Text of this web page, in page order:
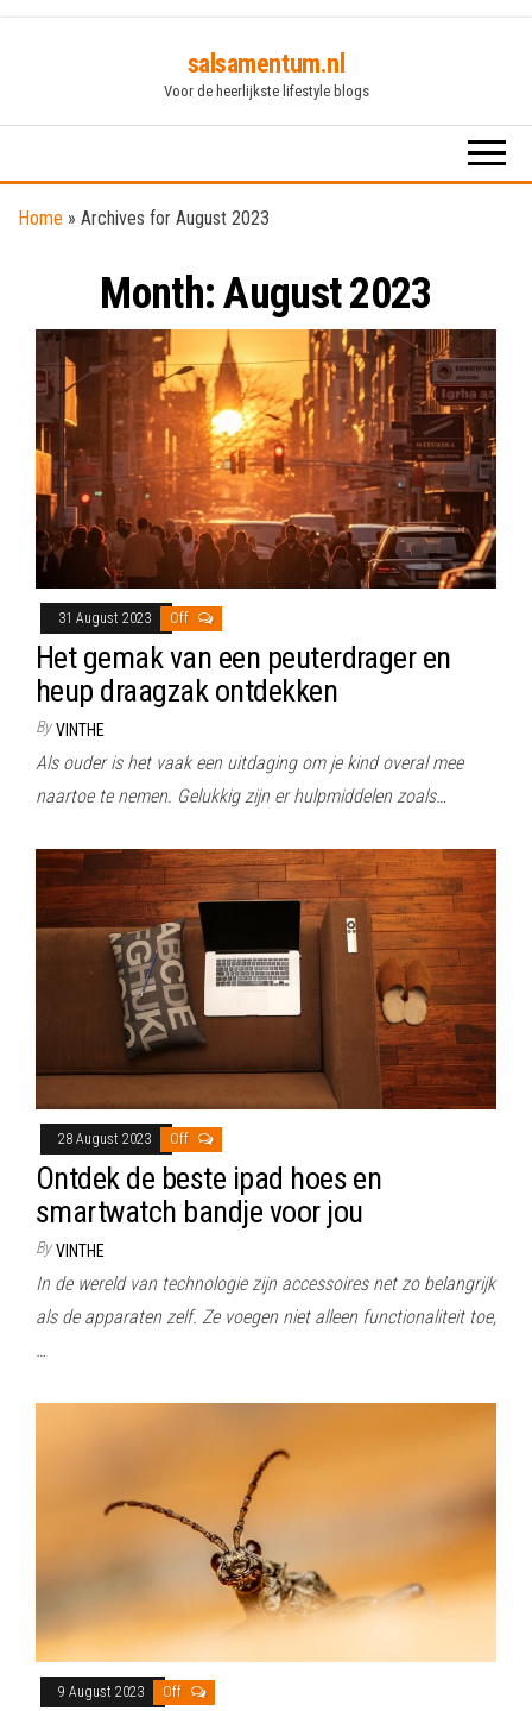
content
salsamentum.nl
Voor de heerlijkste lifestyle blogs
Home » Archives for August 2023
Month:August 2023
31 August 2023 Off
Het gemak van een peuterdrager en
heup draagzak ontdekken
By VINTHE
Als ouder is het vaak een uitdaging om je kind overal mee
naartoe te nemen. Gelukkig zijn er hulpmiddelen zoals…
28 August 2023 Off
Ontdek de beste ipad hoes en
smartwatch bandje voor jou
By VINTHE
In de wereld van technologie zijn accessoires net zo belangrijk
als de apparaten zelf. Ze voegen niet alleen functionaliteit toe,
…
9 August 2023 Off